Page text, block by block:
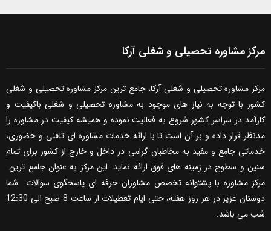
مرکز مشاوره تحصیلی و شغلی آرکا
مرکز مشاوره تحصیلی و شغلی آرکا، جامع ترین مرکز مشاوره تحصیلی و شغلی
کشور با توجه به نیاز های موجود به مشاوره تحصیلی و شغلی باکیفیت و
کارآمد در سراسر کشور شروع به فعالیت نموده و همیشه کیفیت در مشاوره را
مدنظر قرار داده و بر آن است تا با ارائه خدمات مشاوره ای تلفنی و حضوری،
خدماتی جامع و مفید به مخاطبان گرامی در داخل و خارج از کشور برای تمام
سنین و سطوح در زمینه های فوق ارائه نماید. این مرکز به عنوان جامع ترین
مرکز مشاوره با پشتوانه تخصص مشاوران حرفه ای پاسخگوی سوالات شما
دوستان عزیز در هر روز هفته، حتی ایام تعطیلات از ساعت 8 صبح الی 12:30
شب می باشد.